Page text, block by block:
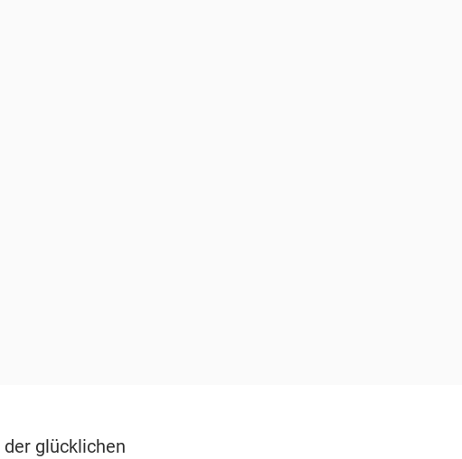
glücklichen